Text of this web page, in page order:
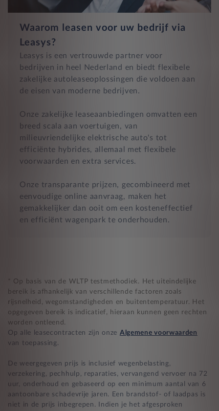
Waarom leasen voor uw bedrijf via
Leasys?
Leasys is een vertrouwde partner voor
bedrijven in heel Nederland en biedt flexibele
zakelijke autoleaseoplossingen die voldoen aan
de eisen van moderne bedrijven.
Onze zakelijke leaseaanbiedingen omvatten een
breed scala aan voertuigen, van
milieuvriendelijke elektrische auto's tot
efficiënte hybrides, allemaal met flexibele
voorwaarden en extra services.
Onze transparante prijzen, gecombineerd met
eenvoudige online aanvraag, maken het
gemakkelijker dan ooit om een kosteneffectief
en efficiënt wagenpark te onderhouden.
* Op basis van de WLTP testmethodiek. Het uiteindelijke
bereik is afhankelijk van verschillende factoren zoals
rijsnelheid, wegomstandigheden en buitentemperatuur. Het
opgegeven bereik is indicatief, hieraan kunnen geen rechten
worden ontleend.
Op alle leasecontracten zijn onze Algemene voorwaarden
van toepassing.
De weergegeven prijs is inclusief wegenbelasting,
verzekering, pechhulp, reparaties, vervangend vervoer na 72
uur, onderhoud en gebaseerd op een minimum aantal van 6
aantoonbare schadevrije jaren. Een brandstof- of laadpas is
niet in de prijs inbegrepen. Indien je het afgesproken